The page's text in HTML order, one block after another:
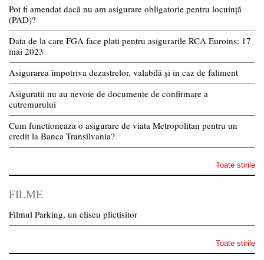
Pot fi amendat dacă nu am asigurare obligatorie pentru locuință
(PAD)?
Data de la care FGA face plati pentru asigurarile RCA Euroins: 17
mai 2023
Asigurarea împotriva dezastrelor, valabilă și in caz de faliment
Asiguratii nu au nevoie de documente de confirmare a
cutremurului
Cum functioneaza o asigurare de viata Metropolitan pentru un
credit la Banca Transilvania?
Toate stirile
FILME
Filmul Parking, un cliseu plictisitor
Toate stirile